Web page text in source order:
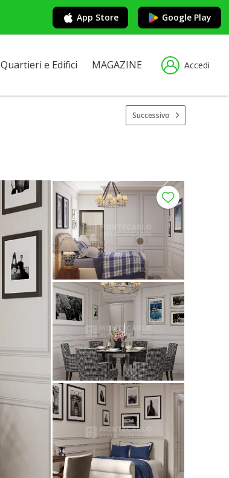
App Store Google Play
Quartieri e Edifici MAGAZINE Accedi
Successivo